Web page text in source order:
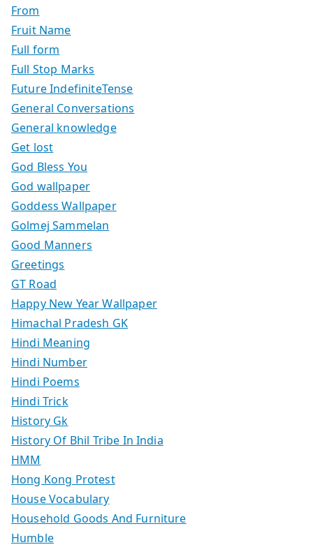
From
Fruit Name
Full form
Full Stop Marks
Future IndefiniteTense
General Conversations
General knowledge
Get lost
God Bless You
God wallpaper
Goddess Wallpaper
Golmej Sammelan
Good Manners
Greetings
GT Road
Happy New Year Wallpaper
Himachal Pradesh GK
Hindi Meaning
Hindi Number
Hindi Poems
Hindi Trick
History Gk
History Of Bhil Tribe In India
HMM
Hong Kong Protest
House Vocabulary
Household Goods And Furniture
Humble